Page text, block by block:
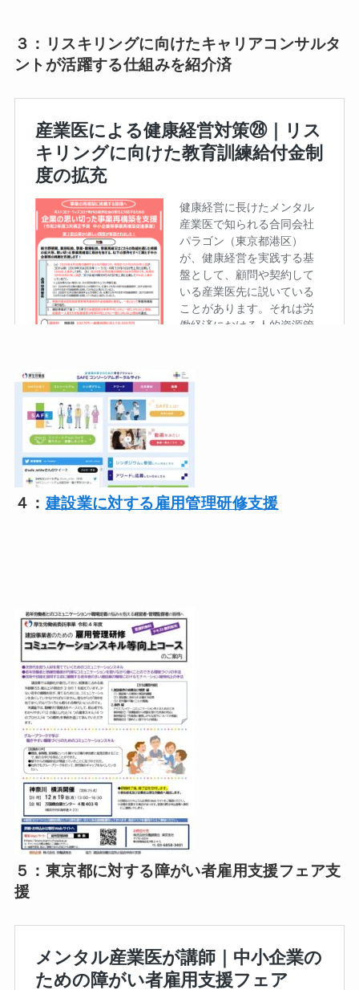
３：リスキリングに向けたキャリアコンサルタ
ントが活躍する仕組みを紹介済
４： 建設業に対する雇用管理研修支援
５：東京都に対する障がい者雇用支援フェア支
援